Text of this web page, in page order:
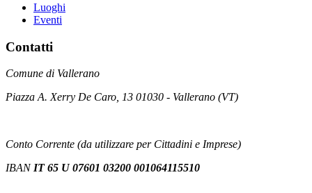
Luoghi
Eventi
Contatti
Comune di Vallerano
Piazza A. Xerry De Caro, 13 01030 - Vallerano (VT)
Conto Corrente (da utilizzare per Cittadini e Imprese)
IBANIT 65 U 07601 03200 001064115510